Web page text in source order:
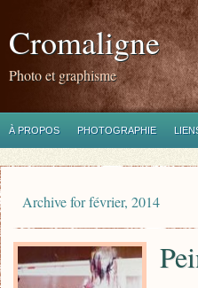
Cromaligne
Photo et graphisme
À PROPOS PHOTOGRAPHIE
Archive for février, 2014